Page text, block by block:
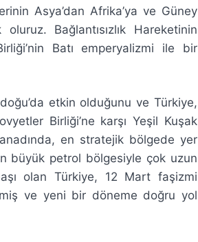
Asya’dan Afrika’ya ve Güney
Bağlantısızlık Hareketinin
Batı emperyalizmi ile bir
etkin olduğunu ve Türkiye,
Birliği’ne karşı Yeşil Kuşak
en stratejik bölgede yer
büyük petrol bölgesiyle çok uzun
olan Türkiye, 12 Mart faşizmi
ve yeni bir döneme doğru yol